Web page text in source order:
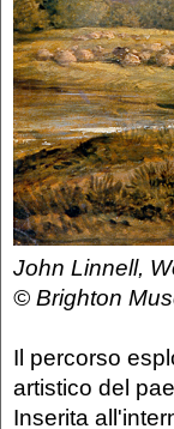
John Linnell,
© Brighton
Il percorso
artistico del
Inserita